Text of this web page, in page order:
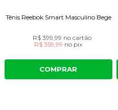
Tênis Reebok Smart Masculino Bege
R$ 399,99 no cartão
R$ 359,99 no pix
COMPRAR